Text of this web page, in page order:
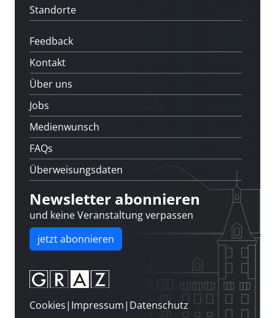
Standorte
Feedback
Kontakt
Über uns
Jobs
Medienwunsch
FAQs
Überweisungsdaten
Newsletter abonnieren
und keine Veranstaltung verpassen
jetzt abonnieren
Cookies| Impressum| Datenschutz